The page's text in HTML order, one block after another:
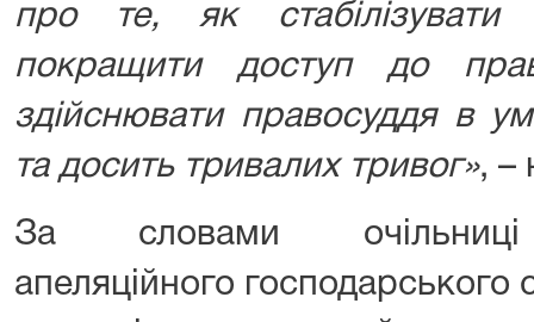
про те, як
покращити доступ до
здійснювати правосуддя в
та досить тривалих тривог», –
За словами очільниці
апеляційного господарського